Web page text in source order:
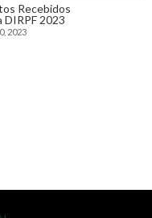
Recebidos
DIRPF 2023
2023